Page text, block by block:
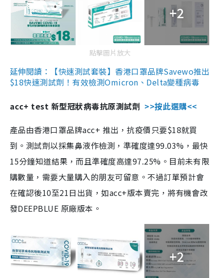
+2
點擊圖片放大
延伸閱讀：【快速測試套裝】香港口罩品牌Savewo推出
$18快速測試劑！有效檢測Omicron、Delta變種病毒
acc+ test 新型冠狀病毒抗原測試劑 >>按此選購<<
產品由香港口罩品牌acc+ 推出，抗疫價只要$18就買
到。測試劑以採集鼻液作檢測，準確度達99.03%，最快
15分鐘知道結果，而且準確度高達97.25%。目前未有限
購數量，需要大量購入的朋友可留意。不過訂單預計會
在確認後10至21日出貨，如acc+版本賣完，將有機會改
發DEEPBLUE 原廠版本。
+2